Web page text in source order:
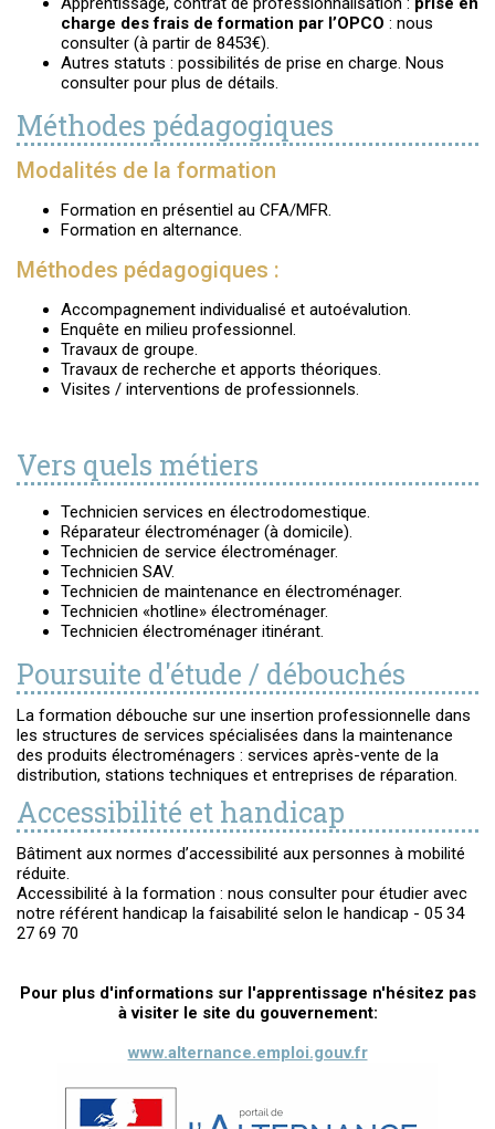
charge des frais de formation par l’OPCO : nous
consulter (à partir de 8453€).
Autres statuts : possibilités de prise en charge. Nous
consulter pour plus de détails.
Méthodes pédagogiques
Modalités de la formation
Formation en présentiel au CFA/MFR.
Formation en alternance.
Méthodes pédagogiques :
Accompagnement individualisé et autoévalution.
Enquête en milieu professionnel.
Travaux de groupe.
Travaux de recherche et apports théoriques.
Visites / interventions de professionnels.
Vers quels métiers
Technicien services en électrodomestique.
Réparateur électroménager (à domicile).
Technicien de service électroménager.
Technicien SAV.
Technicien de maintenance en électroménager.
Technicien «hotline» électroménager.
Technicien électroménager itinérant.
Poursuite d'étude / débouchés
La formation débouche sur une insertion professionnelle dans
les structures de services spécialisées dans la maintenance
des produits électroménagers : services après-vente de la
distribution, stations techniques et entreprises de réparation.
Accessibilité et handicap
Bâtiment aux normes d’accessibilité aux personnes à mobilité
réduite.
Accessibilité à la formation : nous consulter pour étudier avec
notre référent handicap la faisabilité selon le handicap - 05 34
27 69 70
Pour plus d'informations sur l'apprentissage n'hésitez pas
à visiter le site du gouvernement:
www.alternance.emploi.gouv.fr